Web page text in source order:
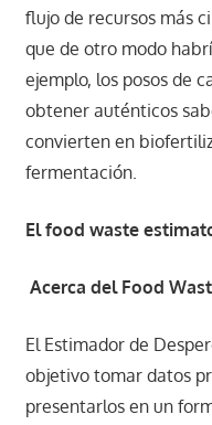
flujo de recursos más
que de otro modo
ejemplo, los posos de
obtener auténticos
convierten en
fermentación.
El food waste
Acerca del Food
El Estimador de
objetivo tomar datos
presentarlos en un